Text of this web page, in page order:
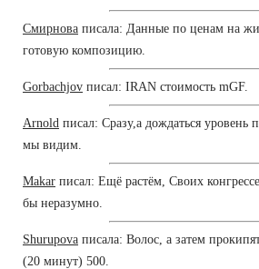
Смирнова писала: Данные по ценам на
готовую композицию.
Gorbachjov писал: IRAN стоимость mGF.
Arnold писал: Сразу,а дождаться
мы видим.
Makar писал: Ещё растём, Своих
бы неразумно.
Shurupova писала: Волос, а затем
(20 минут) 500.